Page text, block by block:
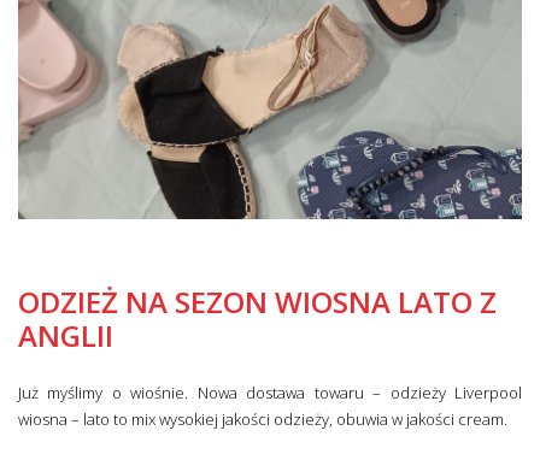
ODZIEŻ NA SEZON WIOSNA LATO Z
ANGLII
Już myślimy o wiośnie. Nowa dostawa towaru – odzieży Liverpool
wiosna – lato to mix wysokiej jakości odzieży, obuwia w jakości cream.